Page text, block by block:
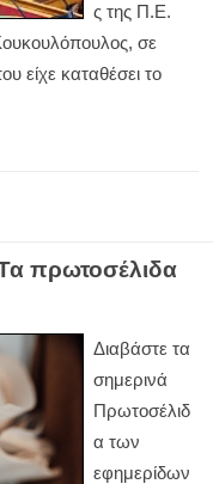
ς της Π.Ε.
σε
είχε καταθέσει το
πρωτοσέλιδα
Διαβάστε τα
σημερινά
Πρωτοσέλιδ
α των
εφημερίδων